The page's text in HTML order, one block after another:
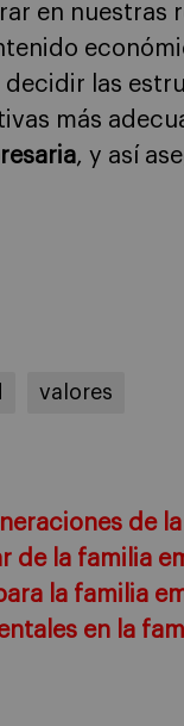
en nuestras
las
más
, y así
valores
de
de la familia
la familia
en la